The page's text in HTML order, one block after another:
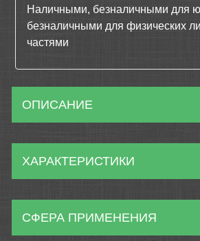
Наличными, безналичными для
безналичными для физических
частями
ОПИСАНИЕ
ХАРАКТЕРИСТИКИ
СФЕРА ПРИМЕНЕНИЯ